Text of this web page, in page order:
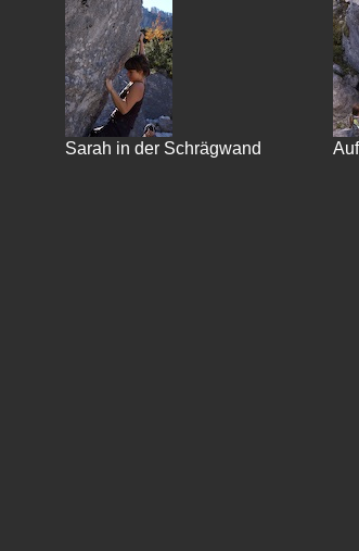
Sarah in der Schrägwand